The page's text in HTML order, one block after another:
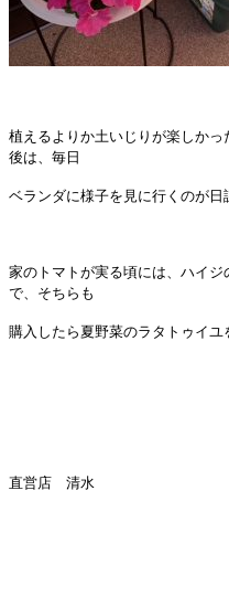
植えるよりか土いじりが楽しか
後は、毎日
ベランダに様子を見に行くのが日
家のトマトが実る頃には、ハイ
で、そちらも
購入したら夏野菜のラタトゥイユ
直営店 清水